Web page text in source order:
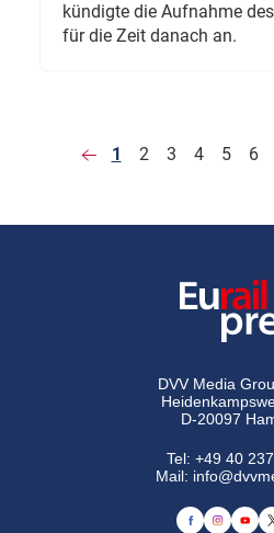
kündigte die Aufnahme
für die Zeit danach an.
1 2 3 4 5 6
DVV Media
D-20097
Tel:+49 40
Mail: